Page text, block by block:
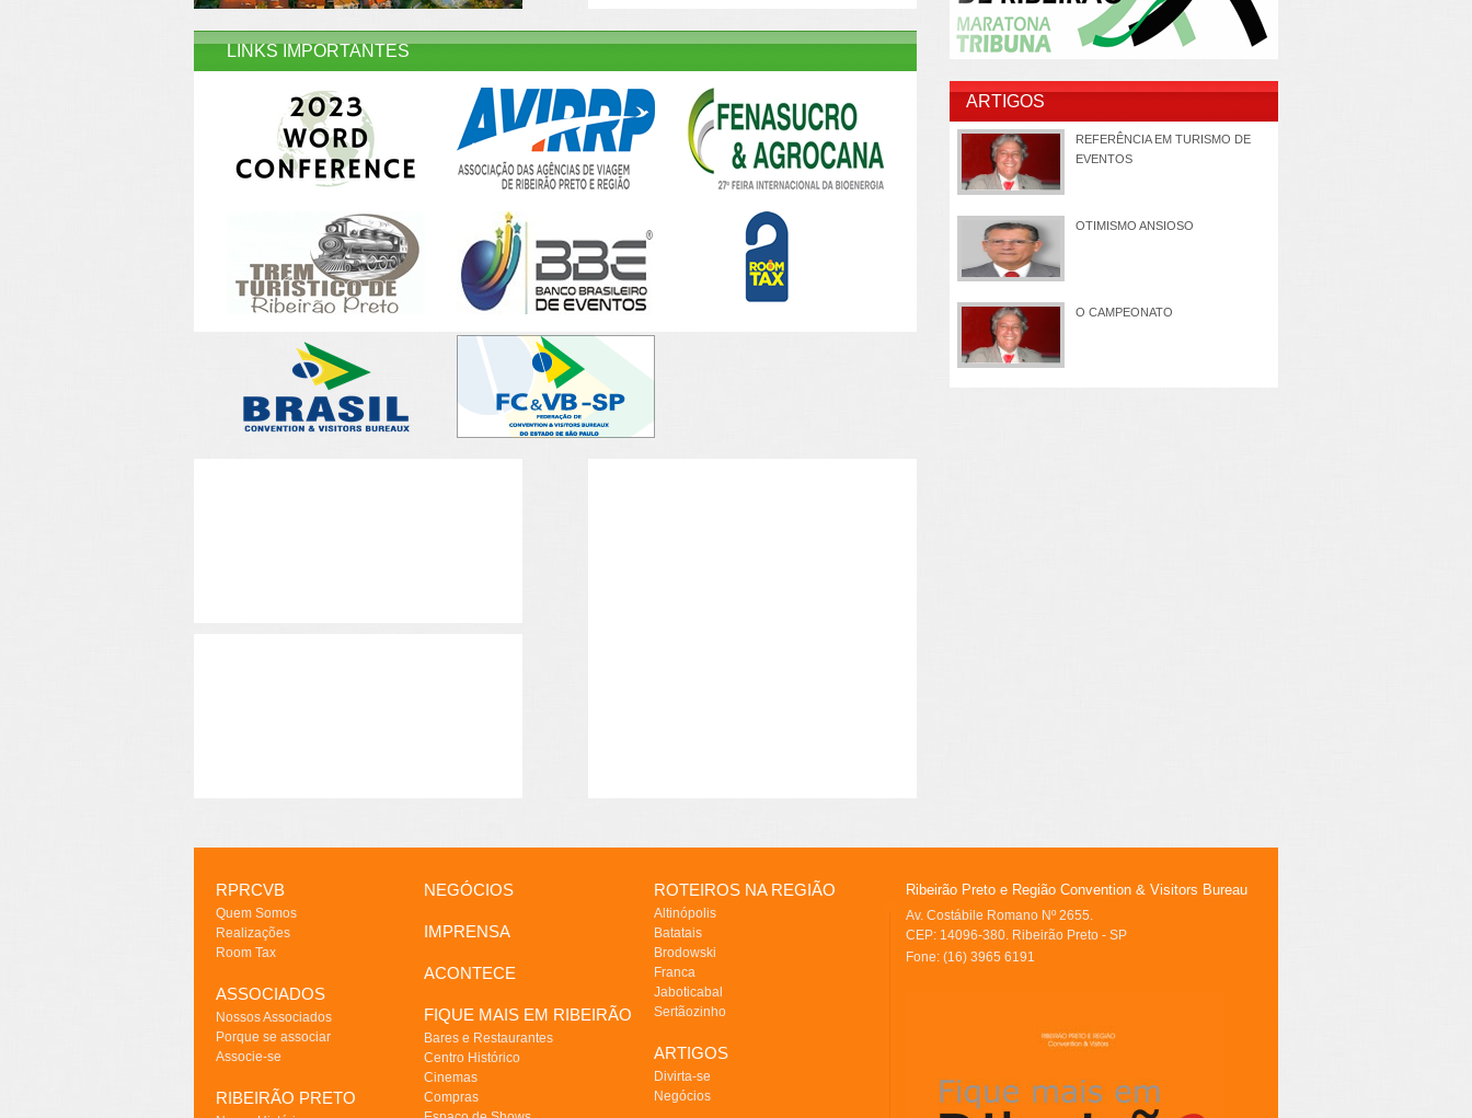
LINKS IMPORTANTES
ARTIGOS
REFERÊNCIA EM TURISMO DE
EVENTOS
OTIMISMO ANSIOSO
O CAMPEONATO
RPRCVB
Quem Somos
Realizações
Room Tax
ASSOCIADOS
Nossos Associados
Porque se associar
Associe-se
RIBEIRÃO PRETO
NEGÓCIOS
IMPRENSA
ACONTECE
FIQUE MAIS EM RIBEIRÃO
Bares e Restaurantes
Centro Histórico
Cinemas
Compras
ROTEIROS NA REGIÃO
Altinópolis
Batatais
Brodowski
Franca
Jaboticabal
Sertãozinho
ARTIGOS
Divirta-se
Negócios
Ribeirão Preto e Região Convention & Visitors Bureau
Av. Costábile Romano Nº 2655.
CEP: 14096-380. Ribeirão Preto - SP
Fone: (16) 3965 6191